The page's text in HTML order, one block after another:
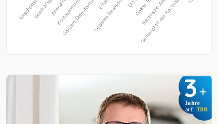
3+
Jahre
auf TBR